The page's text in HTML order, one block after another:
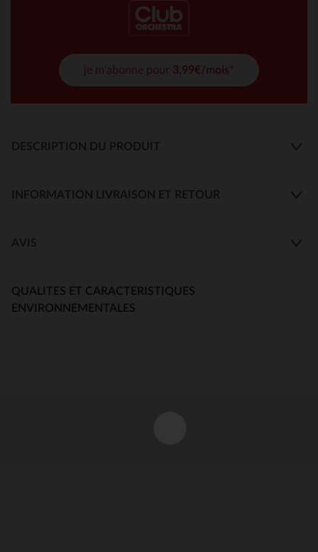
je m'abonne pour 3,99€/mois*
DESCRIPTION DU PRODUIT
INFORMATION LIVRAISON ET RETOUR
AVIS
QUALITES ET CARACTERISTIQUES
ENVIRONNEMENTALES